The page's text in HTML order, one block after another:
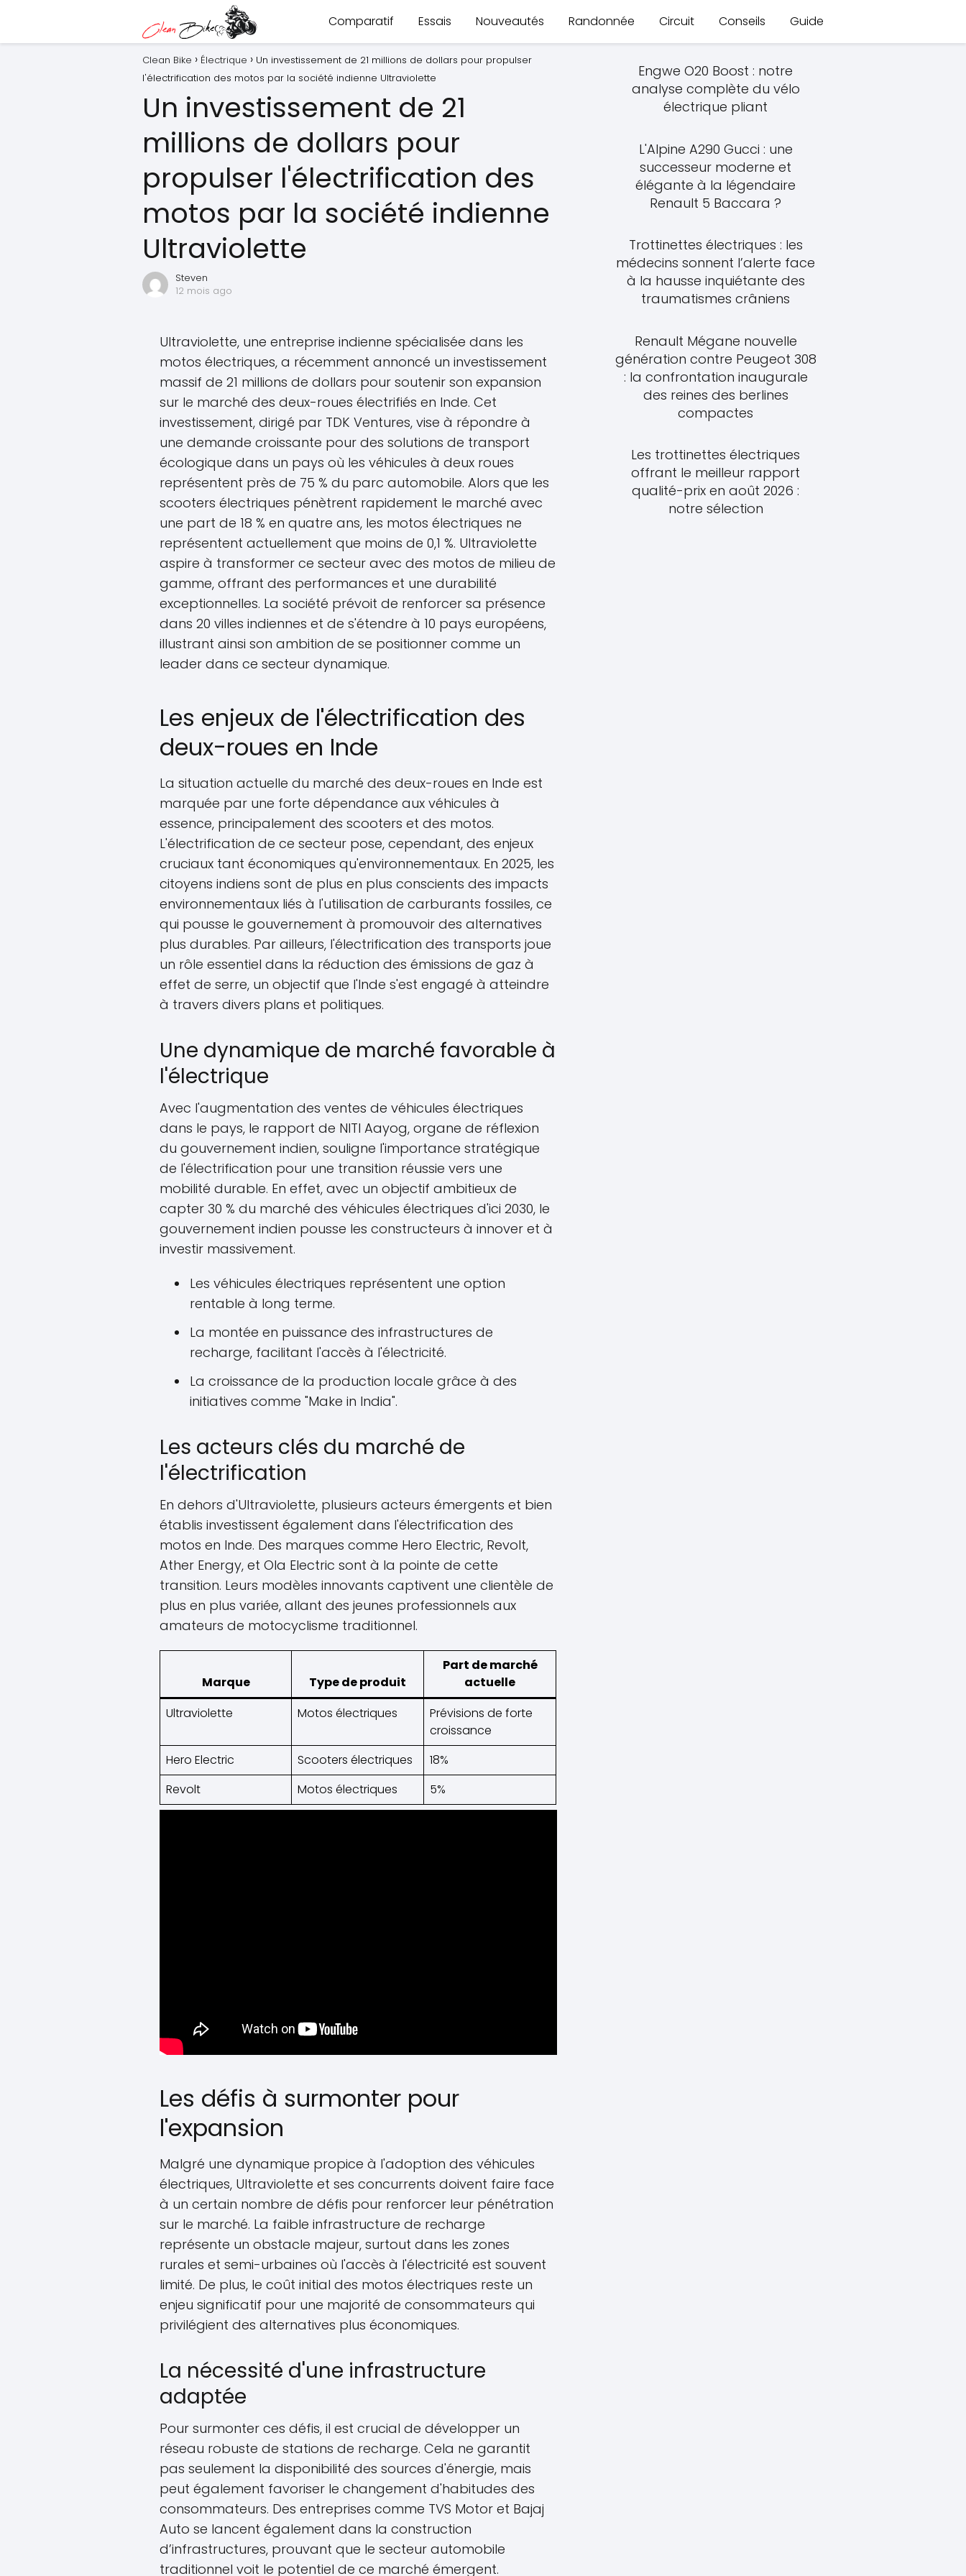
Comparatif Essais Nouveautés Randonnée Circuit Conseils Guide
Clean Bike Électrique
Un investissement de 21 millions de dollars pour propulser
l'électrification des motos par la société indienne Ultraviolette
Un investissement de 21
millions de dollars pour
propulser l'électrification des
motos par la société indienne
Ultraviolette
Steven
12 mois ago
Ultraviolette, une entreprise indienne spécialisée dans les
motos électriques, a récemment annoncé un investissement
massif de 21 millions de dollars pour soutenir son expansion
sur le marché des deux-roues électrifiés en Inde. Cet
investissement, dirigé par TDK Ventures, vise à répondre à
une demande croissante pour des solutions de transport
écologique dans un pays où les véhicules à deux roues
représentent près de 75 % du parc automobile. Alors que les
scooters électriques pénètrent rapidement le marché avec
une part de 18 % en quatre ans, les motos électriques ne
représentent actuellement que moins de 0,1 %. Ultraviolette
aspire à transformer ce secteur avec des motos de milieu de
gamme, offrant des performances et une durabilité
exceptionnelles. La société prévoit de renforcer sa présence
dans 20 villes indiennes et de s'étendre à 10 pays européens,
illustrant ainsi son ambition de se positionner comme un
leader dans ce secteur dynamique.
Les enjeux de l'électrification des
deux-roues en Inde
La situation actuelle du marché des deux-roues en Inde est
marquée par une forte dépendance aux véhicules à
essence, principalement des scooters et des motos.
L'électrification de ce secteur pose, cependant, des enjeux
cruciaux tant économiques qu'environnementaux. En 2025, les
citoyens indiens sont de plus en plus conscients des impacts
environnementaux liés à l'utilisation de carburants fossiles, ce
qui pousse le gouvernement à promouvoir des alternatives
plus durables. Par ailleurs, l'électrification des transports joue
un rôle essentiel dans la réduction des émissions de gaz à
effet de serre, un objectif que l'Inde s'est engagé à atteindre
à travers divers plans et politiques.
Une dynamique de marché favorable à
l'électrique
Avec l'augmentation des ventes de véhicules électriques
dans le pays, le rapport de NITI Aayog, organe de réflexion
du gouvernement indien, souligne l'importance stratégique
de l'électrification pour une transition réussie vers une
mobilité durable. En effet, avec un objectif ambitieux de
capter 30 % du marché des véhicules électriques d'ici 2030, le
gouvernement indien pousse les constructeurs à innover et à
investir massivement.
Les véhicules électriques représentent une option
rentable à long terme.
La montée en puissance des infrastructures de
recharge, facilitant l'accès à l'électricité.
La croissance de la production locale grâce à des
initiatives comme "Make in India".
Les acteurs clés du marché de
l'électrification
En dehors d'Ultraviolette, plusieurs acteurs émergents et bien
établis investissent également dans l'électrification des
motos en Inde. Des marques comme Hero Electric, Revolt,
Ather Energy, et Ola Electric sont à la pointe de cette
transition. Leurs modèles innovants captivent une clientèle de
plus en plus variée, allant des jeunes professionnels aux
amateurs de motocyclisme traditionnel.
Marque Type de produit
Part de marché
actuelle
Ultraviolette
Motos électriques
Prévisions de forte
croissance
Hero Electric
Scooters électriques
18%
Revolt
Motos électriques 5%
Les défis à surmonter pour
l'expansion
Malgré une dynamique propice à l'adoption des véhicules
électriques, Ultraviolette et ses concurrents doivent faire face
à un certain nombre de défis pour renforcer leur pénétration
sur le marché. La faible infrastructure de recharge
représente un obstacle majeur, surtout dans les zones
rurales et semi-urbaines où l'accès à l'électricité est souvent
limité. De plus, le coût initial des motos électriques reste un
enjeu significatif pour une majorité de consommateurs qui
privilégient des alternatives plus économiques.
La nécessité d'une infrastructure
adaptée
Pour surmonter ces défis, il est crucial de développer un
réseau robuste de stations de recharge. Cela ne garantit
pas seulement la disponibilité des sources d'énergie, mais
peut également favoriser le changement d'habitudes des
consommateurs. Des entreprises comme TVS Motor et Bajaj
Auto se lancent également dans la construction
d’infrastructures, prouvant que le secteur automobile
traditionnel voit le potentiel de ce marché émergent.
Engwe O20 Boost : notre
analyse complète du vélo
électrique pliant
L'Alpine A290 Gucci : une
successeur moderne et
élégante à la légendaire
Renault 5 Baccara ?
Trottinettes électriques : les
médecins sonnent l’alerte face
à la hausse inquiétante des
traumatismes crâniens
Renault Mégane nouvelle
génération contre Peugeot 308
: la confrontation inaugurale
des reines des berlines
compactes
Les trottinettes électriques
offrant le meilleur rapport
qualité-prix en août 2026 :
notre sélection